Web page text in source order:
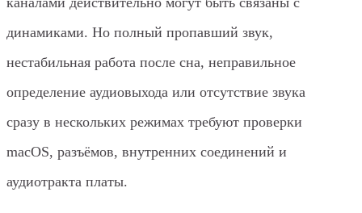
динамиками. Но полный пропавший звук,
нестабильная работа после сна, неправильное
определение аудиовыхода или отсутствие звука
сразу в нескольких режимах требуют проверки
macOS, разъёмов, внутренних соединений и
аудиотракта платы.